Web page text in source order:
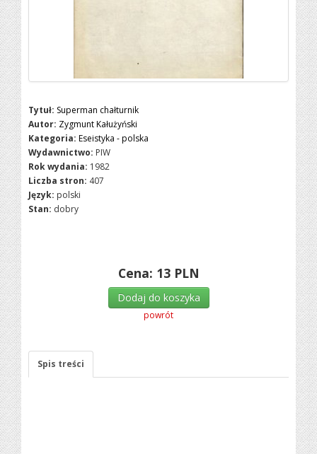
Tytuł: Superman chałturnik
Autor: Zygmunt Kałużyński
Kategoria: Eseistyka - polska
Wydawnictwo: PIW
Rok wydania: 1982
Liczba stron: 407
Język: polski
Stan: dobry
Cena: 13 PLN
Dodaj do koszyka
powrót
Spis treści